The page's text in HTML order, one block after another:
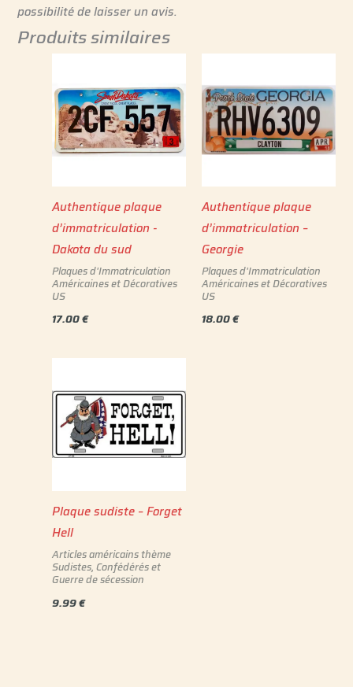
possibilité de laisser un avis.
Produits similaires
Authentique plaque
d’immatriculation -
Dakota du sud
Plaques d'Immatriculation
Américaines et Décoratives
US
17.00€
Authentique plaque
d’immatriculation –
Georgie
Plaques d'Immatriculation
Américaines et Décoratives
US
18.00€
Plaque sudiste – Forget
Hell
Articles américains thème
Sudistes, Confédérés et
Guerre de sécession
9.99€